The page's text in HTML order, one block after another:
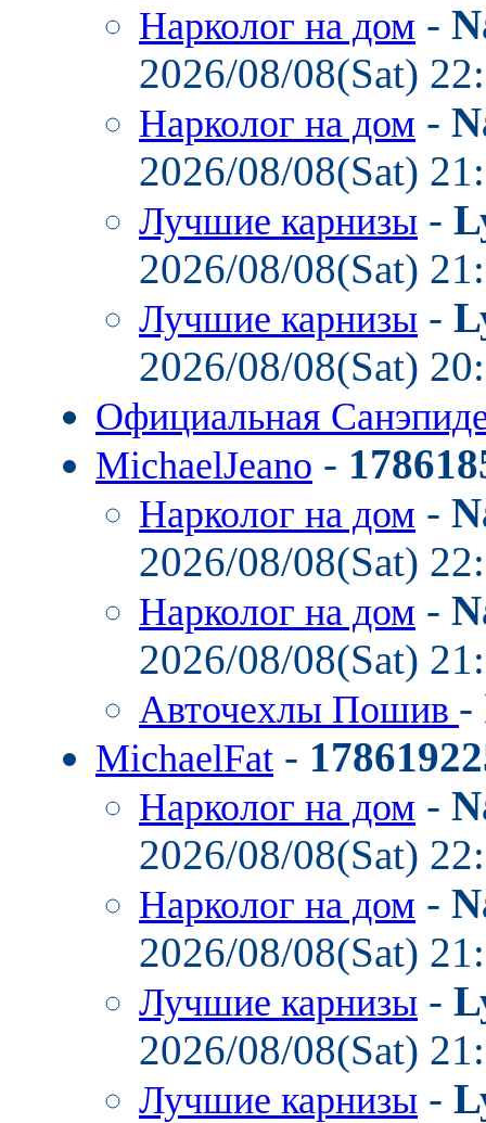
Нарколог на дом -
2026/08/08(Sat)
Нарколог на дом -
2026/08/08(Sat)
Лучшие карнизы -
2026/08/08(Sat)
Лучшие карнизы -
2026/08/08(Sat)
Официальная
MichaelJeano -
Нарколог на дом -
2026/08/08(Sat)
Нарколог на дом -
2026/08/08(Sat)
Авточехлы Пошив -
MichaelFat -
Нарколог на дом -
2026/08/08(Sat)
Нарколог на дом -
2026/08/08(Sat)
Лучшие карнизы -
2026/08/08(Sat)
Лучшие карнизы -